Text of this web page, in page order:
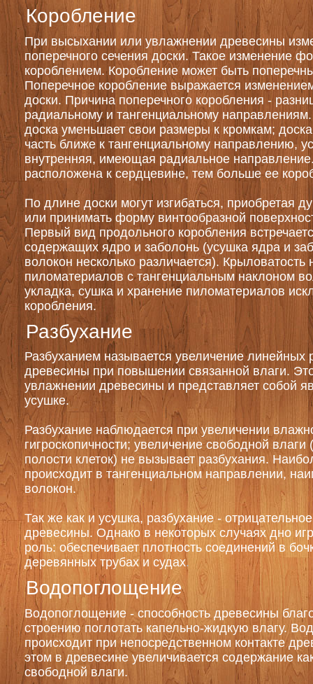
Коробление
При высыхании или увлажнении древесины
поперечного сечения доски. Такое изменение
короблением. Коробление может быть
Поперечное коробление выражается
доски. Причина поперечного коробления -
радиальному и тангенциальному
доска уменьшает свои размеры к кромкам;
часть ближе к тангенциальному направлению,
внутренняя, имеющая радиальное
расположена к сердцевине, тем больше ее
По длине доски могут изгибаться, приобретая
или принимать форму винтообразной
Первый вид продольного коробления
содержащих ядро и заболонь (усушка ядра и
волокон несколько различается). Крыловатость
пиломатериалов с тангенциальным наклоном
укладка, сушка и хранение пиломатериалов
коробления.
Разбухание
Разбуханием называется увеличение линейных
древесины при повышении связанной влаги.
увлажнении древесины и представляет собой
усушке.
Разбухание наблюдается при увеличении
гигроскопичности; увеличение свободной
полости клеток) не вызывает разбухания.
происходит в тангенциальном направлении,
волокон.
Так же как и усушка, разбухание -
древесины. Однако в некоторых случаях дно
роль: обеспечивает плотность соединений в
деревянных трубах и судах.
Водопоглощение
Водопоглощение - способность древесины
строению поглотать капельно-жидкую влагу.
происходит при непосредственном контакте
этом в древесине увеличивается содержание
свободной влаги.